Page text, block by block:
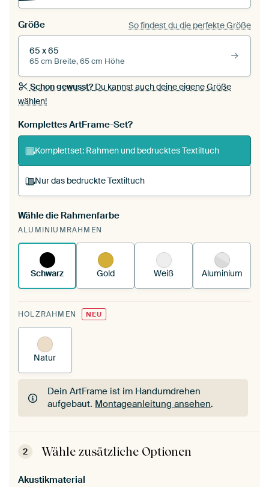
Größe So findest du die perfekte Größe
65 x 65
65 cm Breite, 65 cm Höhe
Schon gewusst?Du kannst auch deine eigene Größe
wählen!
Komplettes ArtFrame-Set?
Komplettset: Rahmen und bedrucktes Textiltuch
Nur das bedruckte Textiltuch
Du spannst einen wechselbaren Textiltuch in
deinen vorhandenen ArtFrame™.
funktioniert es.
Wähle die Rahmenfarbe
ALUMINIUMRAHMEN
Schwarz Gold Weiß Aluminium
HOLZRAHMEN NEU
Natur
Dein ArtFrame ist im Handumdrehen
aufgebaut. Montageanleitung ansehen.
Dein ArtFrame ist im Handumdrehen
aufgebaut.Montageanleitung ansehen
2 Wähle zusätzliche Optionen
Akustikmaterial